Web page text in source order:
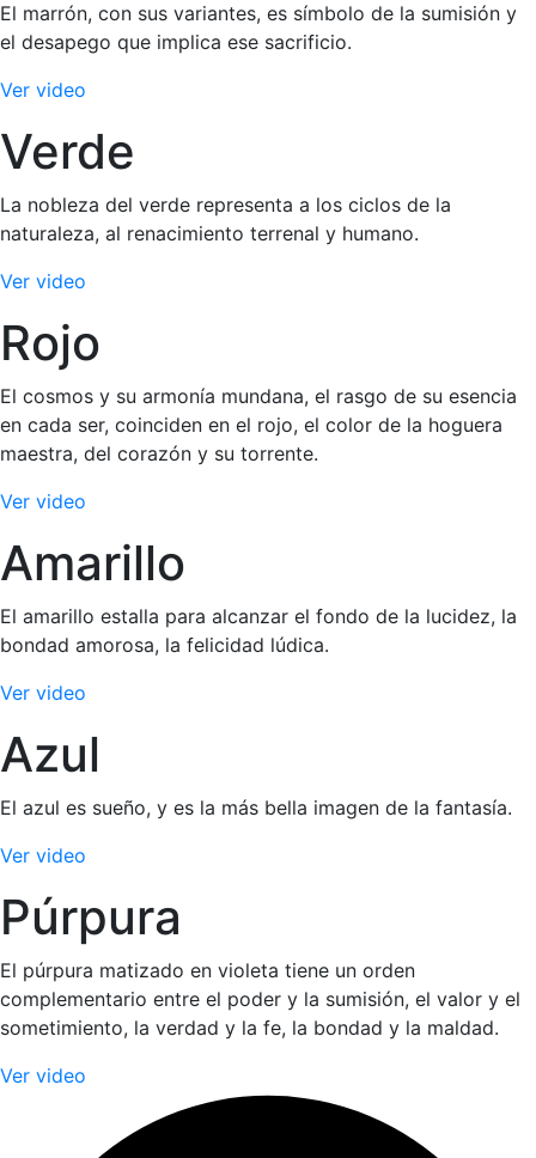
El marrón, con sus variantes, es símbolo de la sumisión y
el desapego que implica ese sacrificio.
Ver video
Verde
La nobleza del verde representa a los ciclos de la
naturaleza, al renacimiento terrenal y humano.
Ver video
Rojo
El cosmos y su armonía mundana, el rasgo de su esencia
en cada ser, coinciden en el rojo, el color de la hoguera
maestra, del corazón y su torrente.
Ver video
Amarillo
El amarillo estalla para alcanzar el fondo de la lucidez, la
bondad amorosa, la felicidad lúdica.
Ver video
Azul
El azul es sueño, y es la más bella imagen de la fantasía.
Ver video
Púrpura
El púrpura matizado en violeta tiene un orden
complementario entre el poder y la sumisión, el valor y el
sometimiento, la verdad y la fe, la bondad y la maldad.
Ver video